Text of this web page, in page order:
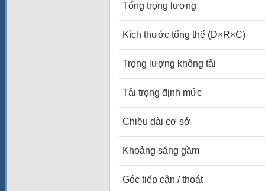
Tổng trọng lượng
Kích thước tổng thể (D×R×C)
Trọng lượng không tải
Tải trọng định mức
Chiều dài cơ sở
Khoảng sáng gầm
Góc tiếp cận / thoát